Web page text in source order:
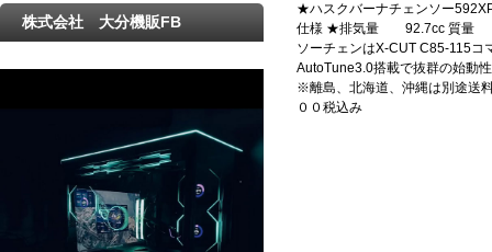
★ハスクバーナチェンソー
仕様 ★排気量 92.7cc 質量
ソーチェンはX-CUT C85-115
AutoTune3.0搭載で抜群の始動
※離島、北海道、沖縄は別途送
００税込み
株式会社 大分機販FB